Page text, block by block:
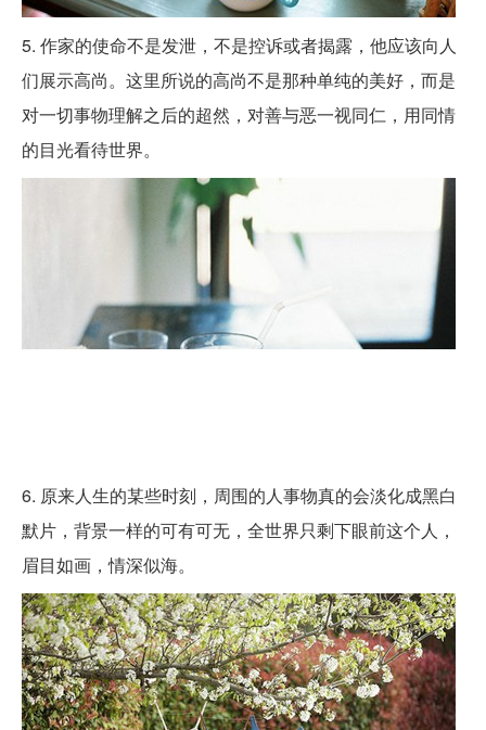
5. 作家的使命不是发泄，不是控诉或者揭露，他应该向人
们展示高尚。这里所说的高尚不是那种单纯的美好，而是
对一切事物理解之后的超然，对善与恶一视同仁，用同情
的目光看待世界。
6. 原来人生的某些时刻，周围的人事物真的会淡化成黑白
默片，背景一样的可有可无，全世界只剩下眼前这个人，
眉目如画，情深似海。